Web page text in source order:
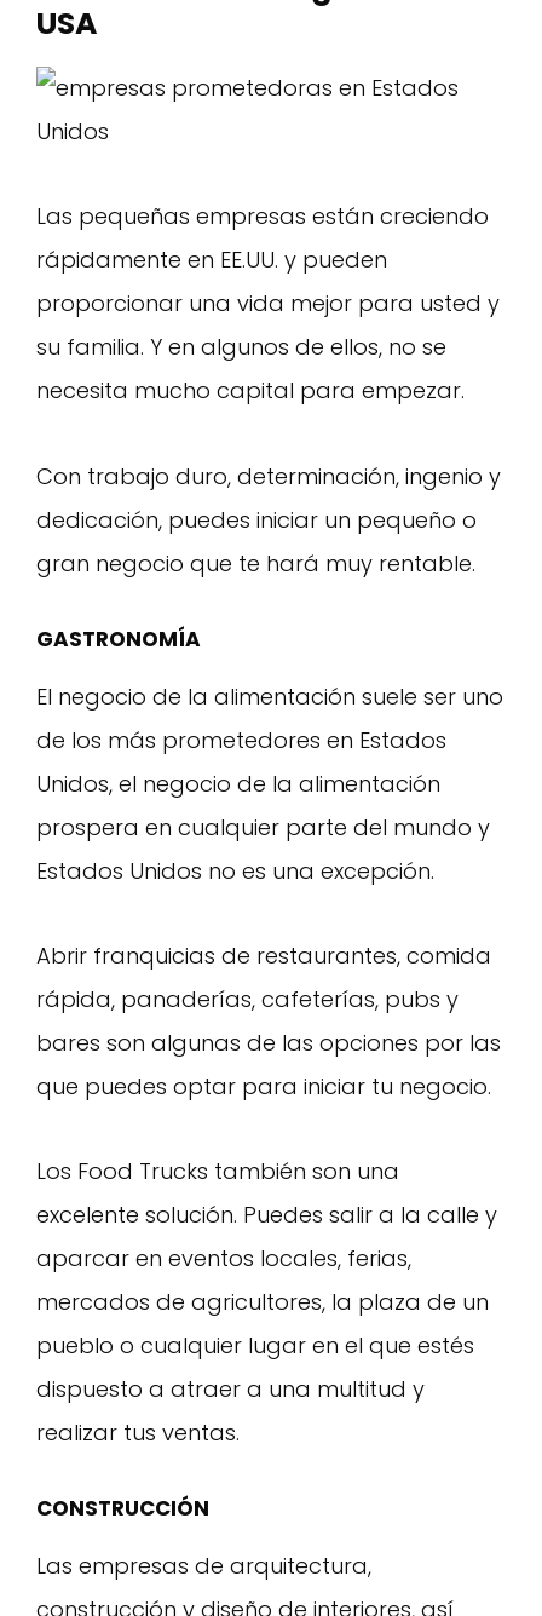
USA
Las pequeñas empresas están creciendo
rápidamente en EE.UU. y pueden
proporcionar una vida mejor para usted y
su familia. Y en algunos de ellos, no se
necesita mucho capital para empezar.
Con trabajo duro, determinación, ingenio y
dedicación, puedes iniciar un pequeño o
gran negocio que te hará muy rentable.
GASTRONOMÍA
El negocio de la alimentación suele ser uno
de los más prometedores en Estados
Unidos, el negocio de la alimentación
prospera en cualquier parte del mundo y
Estados Unidos no es una excepción.
Abrir franquicias de restaurantes, comida
rápida, panaderías, cafeterías, pubs y
bares son algunas de las opciones por las
que puedes optar para iniciar tu negocio.
Los Food Trucks también son una
excelente solución. Puedes salir a la calle y
aparcar en eventos locales, ferias,
mercados de agricultores, la plaza de un
pueblo o cualquier lugar en el que estés
dispuesto a atraer a una multitud y
realizar tus ventas.
CONSTRUCCIÓN
Las empresas de arquitectura,
construcción y diseño de interiores, así